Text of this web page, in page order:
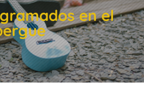
en el